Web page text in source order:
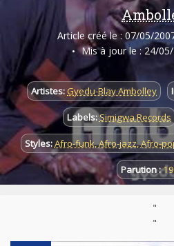
Article créé le : 07/05/
Mis à jour le : 24/
Artistes: Gyedu-Blay Ambolley
Labels:Simigwa Records
Styles:Afro-funk,Afro-jazz,Afro-
Parution :
"
"